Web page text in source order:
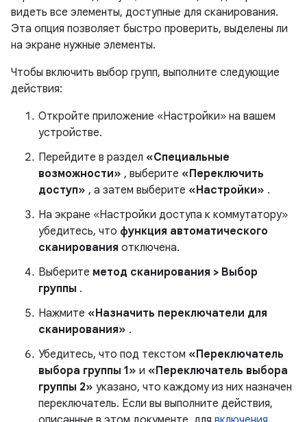
видеть все элементы, доступные для сканирования.
Эта опция позволяет быстро проверить, выделены ли
на экране нужные элементы.
Чтобы включить выбор групп, выполните следующие
действия:
Откройте приложение «Настройки» на вашем
устройстве.
Перейдите в раздел «Специальные
возможности» , выберите «Переключить
доступ» , а затем выберите «Настройки» .
На экране «Настройки доступа к коммутатору»
убедитесь, что функция автоматического
сканирования отключена.
Выберите метод сканирования > Выбор
группы .
Нажмите «Назначить переключатели для
сканирования» .
Убедитесь, что под текстом «Переключатель
выбора группы 1» и «Переключатель выбора
группы 2» указано, что каждому из них назначен
переключатель. Если вы выполните действия,